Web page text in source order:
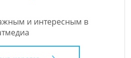
и интересным в